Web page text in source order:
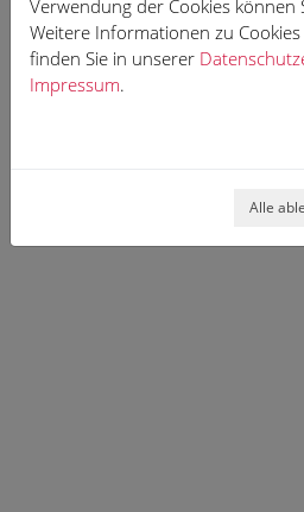
Verwendung der Cookies können
Weitere Informationen zu
finden Sie in unserer
Impressum.
Alle